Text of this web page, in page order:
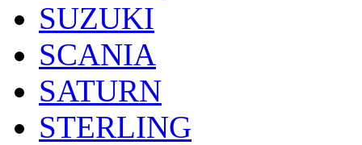
SUZUKI
SCANIA
SATURN
STERLING